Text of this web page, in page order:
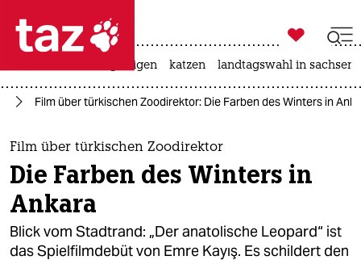
 taz zahl ich
taz zahl ich
themen
politik
öko

taz zahl ich
bergsteigen katzen landtagswahl in
Film über türkischen Zoodirektor: Die Farben des Winters in
Film über türkischen Zoodirektor
Die Farben des Winters in
Ankara
Blick vom Stadtrand: „Der anatolische Leopard“ ist
das Spielfilmdebüt von Emre Kayış. Es schildert den